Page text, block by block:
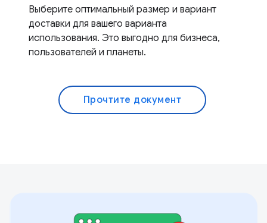
Выберите оптимальный размер и вариант
доставки для вашего варианта
использования. Это выгодно для бизнеса,
пользователей и планеты.
Прочтите документ